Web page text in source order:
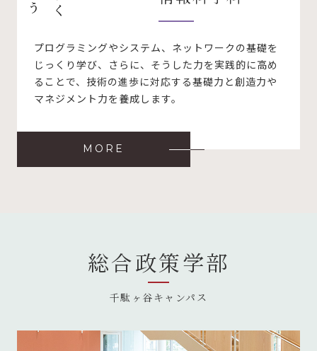
プログラミングやシステム、ネットワークの基礎を
じっくり学び、さらに、そうした力を実践的に高め
ることで、技術の進歩に対応する基礎力と創造力や
マネジメント力を養成します。
MORE
総合政策学部
千駄ヶ谷キャンパス